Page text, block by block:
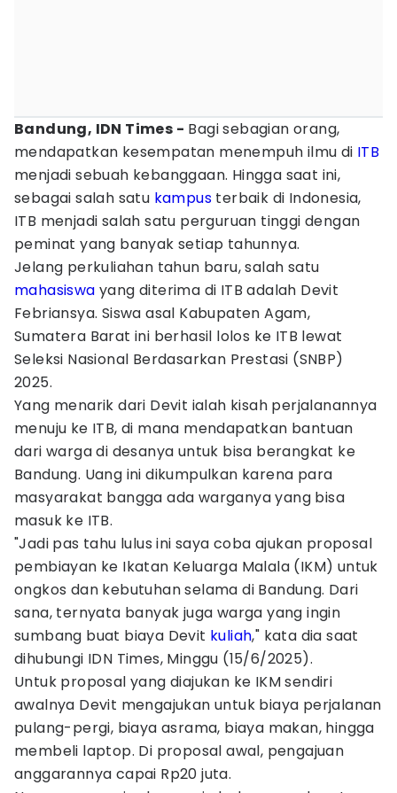
Bandung, IDN Times - Bagi sebagian orang,
mendapatkan kesempatan menempuh ilmu di ITB
menjadi sebuah kebanggaan. Hingga saat ini,
sebagai salah satu kampus terbaik di Indonesia,
ITB menjadi salah satu perguruan tinggi dengan
peminat yang banyak setiap tahunnya.
Jelang perkuliahan tahun baru, salah satu
mahasiswa yang diterima di ITB adalah Devit
Febriansya. Siswa asal Kabupaten Agam,
Sumatera Barat ini berhasil lolos ke ITB lewat
Seleksi Nasional Berdasarkan Prestasi (SNBP)
2025.
Yang menarik dari Devit ialah kisah perjalanannya
menuju ke ITB, di mana mendapatkan bantuan
dari warga di desanya untuk bisa berangkat ke
Bandung. Uang ini dikumpulkan karena para
masyarakat bangga ada warganya yang bisa
masuk ke ITB.
"Jadi pas tahu lulus ini saya coba ajukan proposal
pembiayan ke Ikatan Keluarga Malala (IKM) untuk
ongkos dan kebutuhan selama di Bandung. Dari
sana, ternyata banyak juga warga yang ingin
sumbang buat biaya Devit kuliah," kata dia saat
dihubungi IDN Times, Minggu (15/6/2025).
Untuk proposal yang diajukan ke IKM sendiri
awalnya Devit mengajukan untuk biaya perjalanan
pulang-pergi, biaya asrama, biaya makan, hingga
membeli laptop. Di proposal awal, pengajuan
anggarannya capai Rp20 juta.